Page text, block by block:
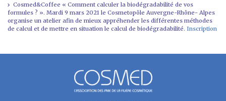
Cosmed&Coffee « Comment calculer la biodégradabilité de vos
formules ? ». Mardi 9 mars 2021 le Cosmetopôle Auvergne-Rhône- Alpes
organise un atelier afin de mieux appréhender les différentes méthodes
de calcul et de mettre en situation le calcul de biodégradabilité. Inscription